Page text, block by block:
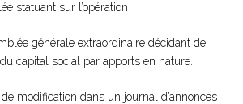
statuant sur l’opération
générale extraordinaire décidant de
du capital social par apports en nature..
modification dans un journal d’annonces